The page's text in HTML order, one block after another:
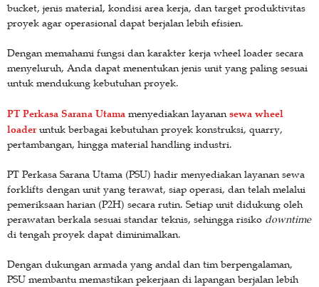
bucket, jenis material, kondisi area kerja, dan target produktivitas
proyek agar operasional dapat berjalan lebih efisien.
Dengan memahami fungsi dan karakter kerja wheel loader secara
menyeluruh, Anda dapat menentukan jenis unit yang paling sesuai
untuk mendukung kebutuhan proyek.
PT Perkasa Sarana Utama menyediakan layanansewa wheel
loaderuntuk berbagai kebutuhan proyek konstruksi, quarry,
pertambangan, hingga material handling industri.
PT Perkasa Sarana Utama (PSU) hadir menyediakan layanan sewa
forklifts dengan unit yang terawat, siap operasi, dan telah melalui
pemeriksaan harian (P2H) secara rutin. Setiap unit didukung oleh
perawatan berkala sesuai standar teknis, sehingga risiko downtime
di tengah proyek dapat diminimalkan.
Dengan dukungan armada yang andal dan tim berpengalaman,
PSU membantu memastikan pekerjaan di lapangan berjalan lebih